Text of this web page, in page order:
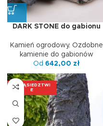
DARK STONE do gabionu
Kamień ogrodowy, Ozdobne
kamienie do gabionów
Od 642,00 zł
W SĄSIEDZTWI
E